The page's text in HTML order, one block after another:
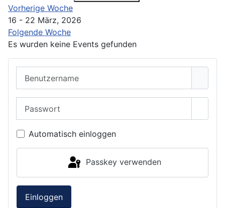
Vorherige Woche
16 - 22 März, 2026
Folgende Woche
Es wurden keine Events gefunden
Automatisch einloggen
Passkey verwenden
Einloggen